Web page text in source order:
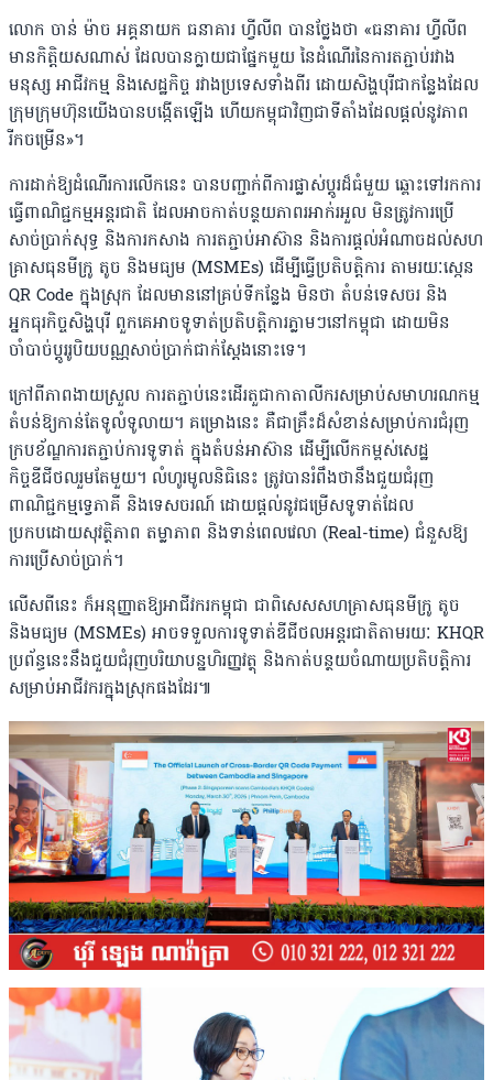
លោក ចាន់ ម៉ាច អគ្គនាយក ធនាគារ ហ្វីលីព បានថ្លែងថា «ធនាគារ ហ្វីលីព
មានកិត្តិយសណាស់ ដែលបានក្លាយជាផ្នែកមួយ នៃដំណើរនៃការតភ្ជាប់រវាង
មនុស្ស អាជីវកម្ម និងសេដ្ឋកិច្ច រវាងប្រទេសទាំងពីរ ដោយសិង្ហបុរីជាកន្លែងដែល
ក្រុមក្រុមហ៊ុនយើងបានបង្កើតឡើង ហើយកម្ពុជាវិញជាទីតាំងដែលផ្តល់នូវភាព
រីកចម្រើន»។
ការដាក់ឱ្យដំណើរការលើកនេះ បានបញ្ជាក់ពីការផ្លាស់ប្តូរដ៏ធំមួយ ឆ្ពោះទៅរកការ
ធ្វើពាណិជ្ជកម្មអន្តរជាតិ ដែលអាចកាត់បន្ថយភាពរអាក់រអួល មិនត្រូវការប្រើ
សាច់ប្រាក់សុទ្ធ និងការកសាង ការតភ្ជាប់អាស៊ាន និងការផ្តល់អំណាចដល់សហ
គ្រាសធុនមីក្រូ តូច និងមធ្យម (MSMEs) ដើម្បីធ្វើប្រតិបត្តិការ តាមរយៈស្កេន
QR Code ក្នុងស្រុក ដែលមាននៅគ្រប់ទីកន្លែង មិនថា តំបន់ទេសចរ និង
អ្នកធុរកិច្ចសិង្ហបុរី ពួកគេអាចទូទាត់ប្រតិបត្តិការភ្លាមៗនៅកម្ពុជា ដោយមិន
ចាំបាច់ប្តូររូបិយបណ្ណសាច់ប្រាក់ជាក់ស្តែងនោះទេ។
ក្រៅពីភាពងាយស្រួល ការតភ្ជាប់នេះដើរតួជាកាតាលីករសម្រាប់សមាហរណកម្ម
តំបន់ឱ្យកាន់តែទូលំទូលាយ។ គម្រោងនេះ គឺជាគ្រឹះដ៏សំខាន់សម្រាប់ការជំរុញ
ក្របខ័ណ្ឌការតភ្ជាប់ការទូទាត់ ក្នុងតំបន់អាស៊ាន ដើម្បីលើកកម្ពស់សេដ្ឋ
កិច្ចឌីជីថលរួមតែមួយ។ លំហូរមូលនិធិនេះ ត្រូវបានរំពឹងថានឹងជួយជំរុញ
ពាណិជ្ជកម្មទ្វេភាគី និងទេសចរណ៍ ដោយផ្តល់នូវជម្រើសទូទាត់ដែល
ប្រកបដោយសុវត្ថិភាព តម្លាភាព និងទាន់ពេលវេលា (Real-time) ជំនួសឱ្យ
ការប្រើសាច់ប្រាក់។
លើសពីនេះ ក៏អនុញ្ញាតឱ្យអាជីវករកម្ពុជា ជាពិសេសសហគ្រាសធុនមីក្រូ តូច
និងមធ្យម (MSMEs) អាចទទួលការទូទាត់ឌីជីថលអន្តរជាតិតាមរយៈ KHQR
ប្រព័ន្ធនេះនឹងជួយជំរុញបរិយាបន្នហិរញ្ញវត្ថុ និងកាត់បន្ថយចំណាយប្រតិបត្តិការ
សម្រាប់អាជីវករក្នុងស្រុកផងដែរ៕